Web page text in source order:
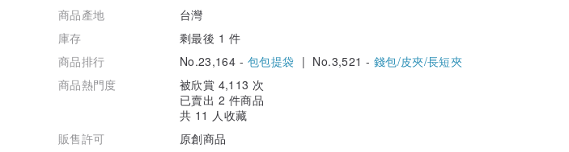
商品產地
台灣
庫存
剩最後 1 件
商品排行
No.23,164 - 包包提袋 | No.3,521 -錢包/皮夾/長短夾
商品熱門度
被欣賞 4,113 次
已賣出 2 件商品
共 11 人收藏
販售許可
原創商品